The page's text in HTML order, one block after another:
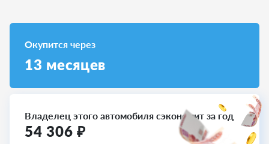
Окупится через
13 месяцев
Владелец этого автомобиля сэкономит за год
54 306 ₽